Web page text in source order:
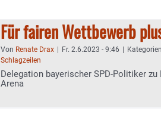
Für fairen Wettbewerb
Von Renate Drax Fr. 2.6.2023 - 9:46
Schlagzeilen
Delegation bayerischer SPD-Politiker zu
Arena